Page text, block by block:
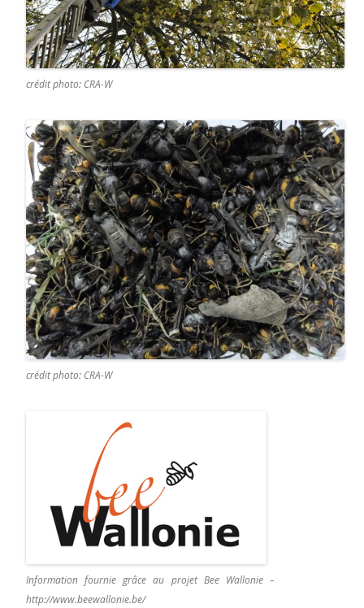
crédit photo: CRA-W
crédit photo: CRA-W
Information fournie grâce au projet Bee Wallonie –
http://www.beewallonie.be/